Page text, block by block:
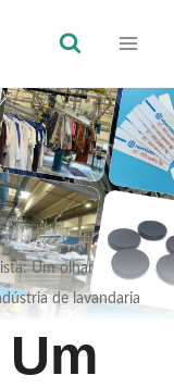
Um olhar
de lavandaria